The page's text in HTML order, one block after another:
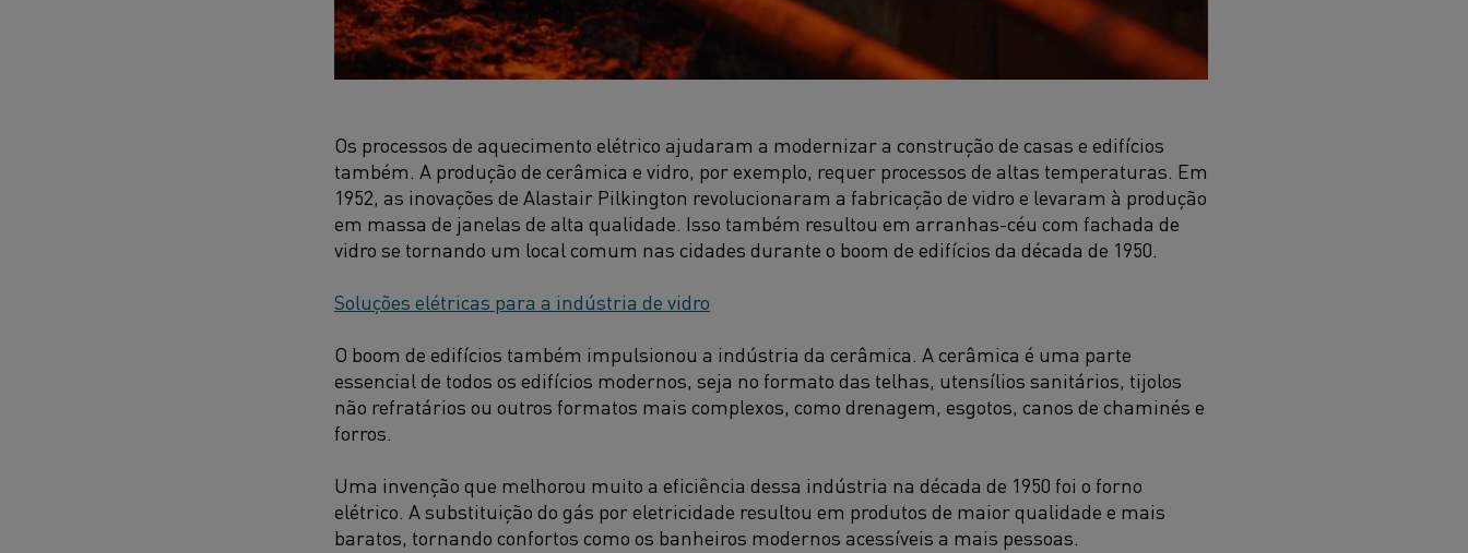
Os processos de aquecimento elétrico ajudaram a modernizar a construção de casas e edifícios
também. A produção de cerâmica e vidro, por exemplo, requer processos de altas temperaturas. Em
1952, as inovações de Alastair Pilkington revolucionaram a fabricação de vidro e levaram à produção
em massa de janelas de alta qualidade. Isso também resultou em arranhas-céu com fachada de
vidro se tornando um local comum nas cidades durante o boom de edifícios da década de 1950.
Soluções elétricas para a indústria de vidro
O boom de edifícios também impulsionou a indústria da cerâmica. A cerâmica é uma parte
essencial de todos os edifícios modernos, seja no formato das telhas, utensílios sanitários, tijolos
não refratários ou outros formatos mais complexos, como drenagem, esgotos, canos de chaminés e
forros.
Uma invenção que melhorou muito a eficiência dessa indústria na década de 1950 foi o forno
elétrico. A substituição do gás por eletricidade resultou em produtos de maior qualidade e mais
baratos, tornando confortos como os banheiros modernos acessíveis a mais pessoas.